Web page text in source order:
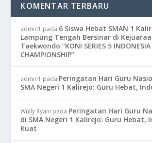
KOMENTAR TERBARU
admin1 pada 6 Siswa Hebat SMAN 1
Lampung Tengah Bersinar di
Taekwondo “KONI SERIES 5 INDONESIA
CHAMPIONSHIP”
admin1 pada Peringatan Hari Guru
SMA Negeri 1 Kalirejo: Guru Hebat,
Wully Ryani pada Peringatan Hari Guru
di SMA Negeri 1 Kalirejo: Guru Hebat,
Kuat